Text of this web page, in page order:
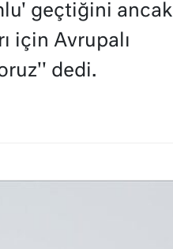
geçtiğini ancak
için Avrupalı
dedi.